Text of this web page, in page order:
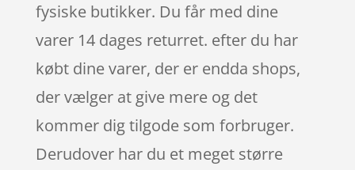
fysiske butikker. Du får med dine
varer 14 dages returret. efter du har
købt dine varer, der er endda shops,
der vælger at give mere og det
kommer dig tilgode som forbruger.
Derudover har du et meget større